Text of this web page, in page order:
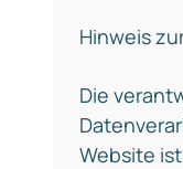
Hinweis
Die
Website